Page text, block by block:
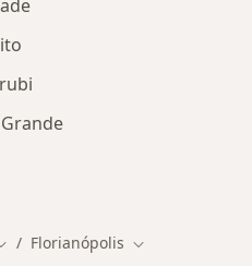
de cidade
Florianópolis Mudar de